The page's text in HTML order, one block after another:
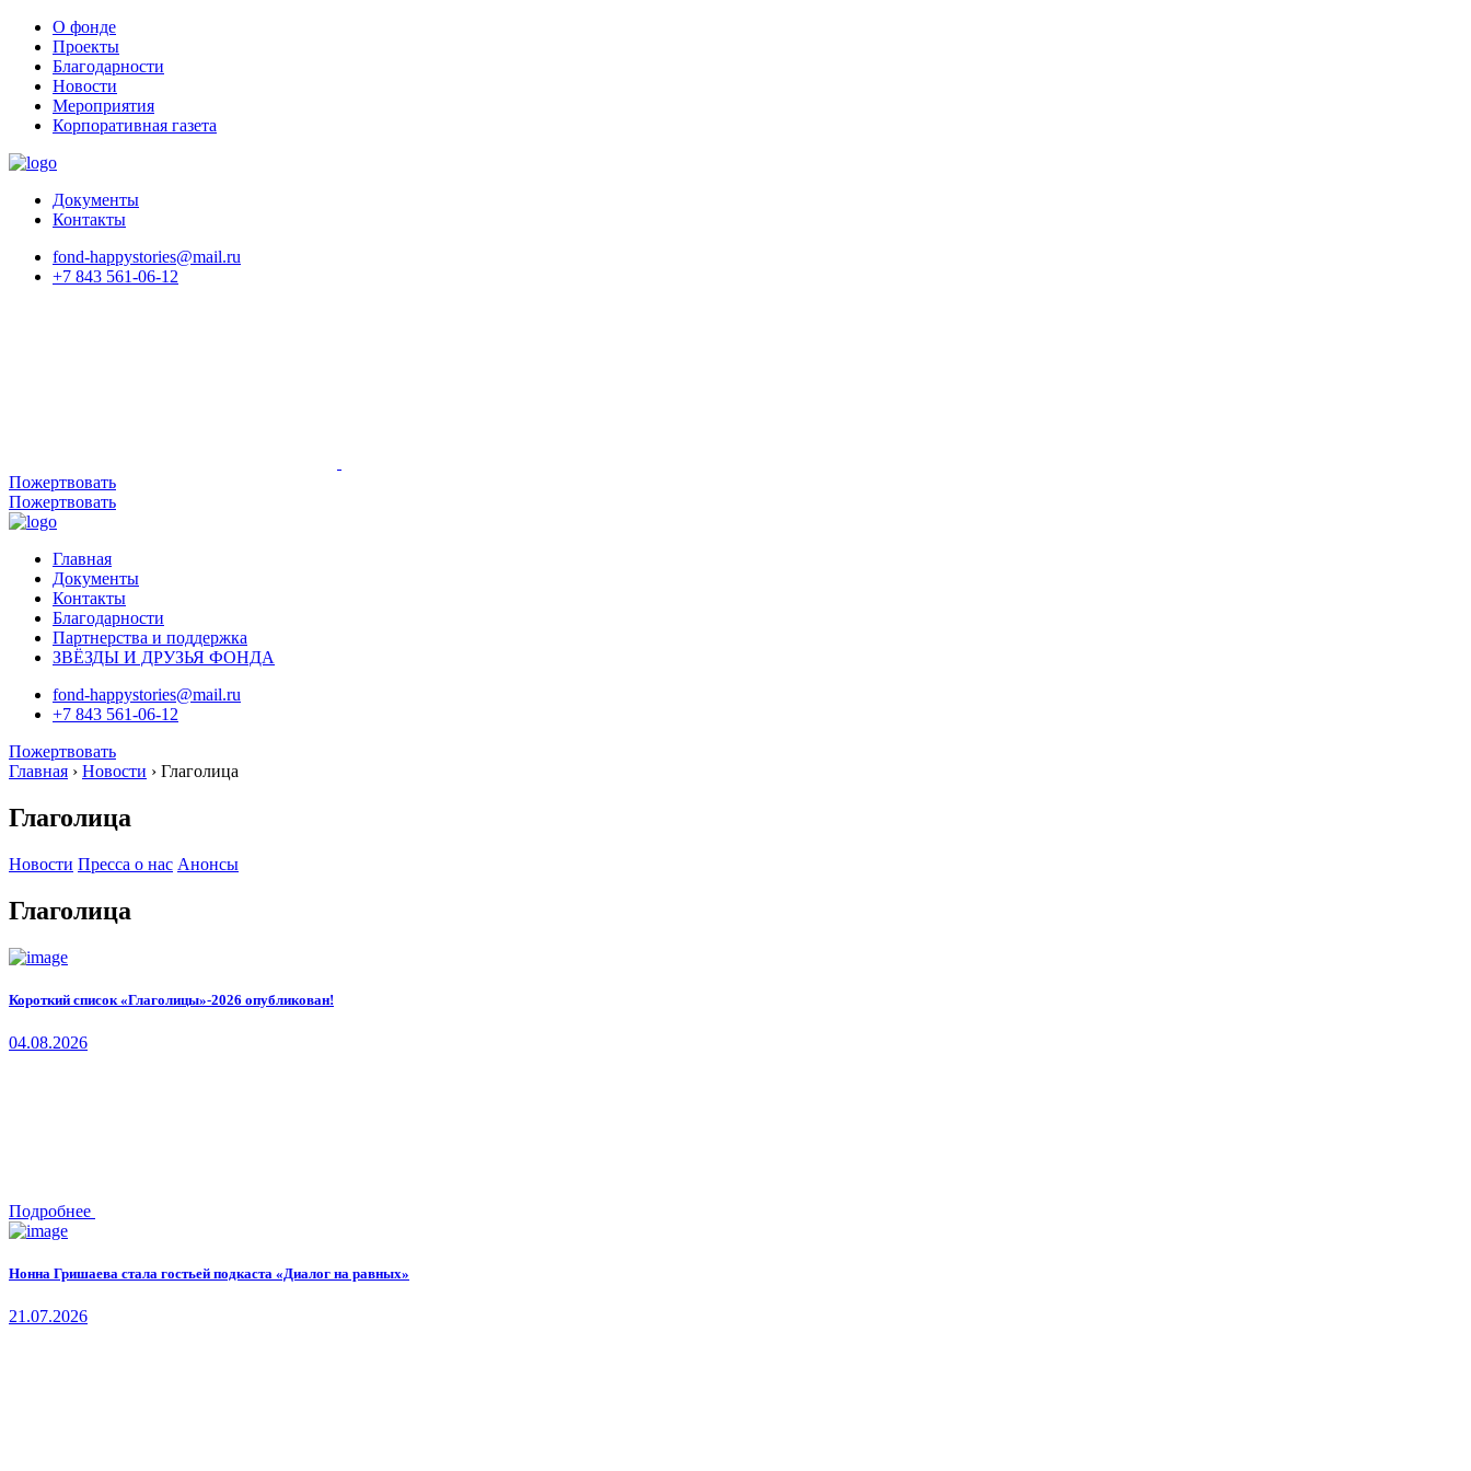
О фонде
Проекты
Благодарности
Новости
Мероприятия
Корпоративная газета
Документы
Контакты
fond-happystories@mail.ru
+7 843 561-06-12
Пожертвовать
Пожертвовать
Главная
Документы
Контакты
Благодарности
Партнерства и поддержка
ЗВЁЗДЫ И ДРУЗЬЯ ФОНДА
fond-happystories@mail.ru
+7 843 561-06-12
Пожертвовать
Главная › Новости › Глаголица
Глаголица
Новости Пресса о нас Анонсы
Глаголица
Короткий список «Глаголицы»-2026 опубликован!
04.08.2026
Подробнее
Нонна Гришаева стала гостьей подкаста «Диалог на равных»
21.07.2026